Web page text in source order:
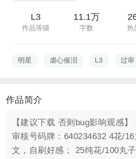
L3
作品等级
11.1万
字数 热
明星 虐心催泪 L3 过审
作品简介
【建议下载 否则bug影响观感
审核号码牌：640234632 4花/
文，自刷好感； 25纯花/100丸